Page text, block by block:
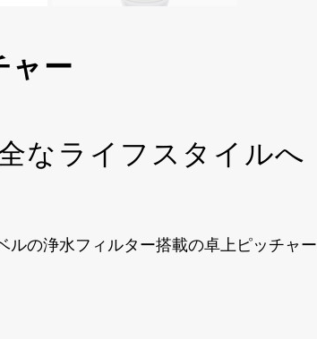
ャー
なライフスタイルへ
ルの浄水フィルター搭載の卓上ピッチャー